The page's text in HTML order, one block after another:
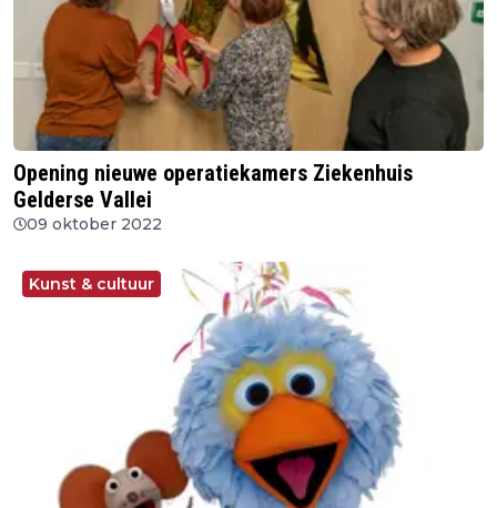
Opening nieuwe operatiekamers Ziekenhuis
Gelderse Vallei
09 oktober 2022
Kunst & cultuur